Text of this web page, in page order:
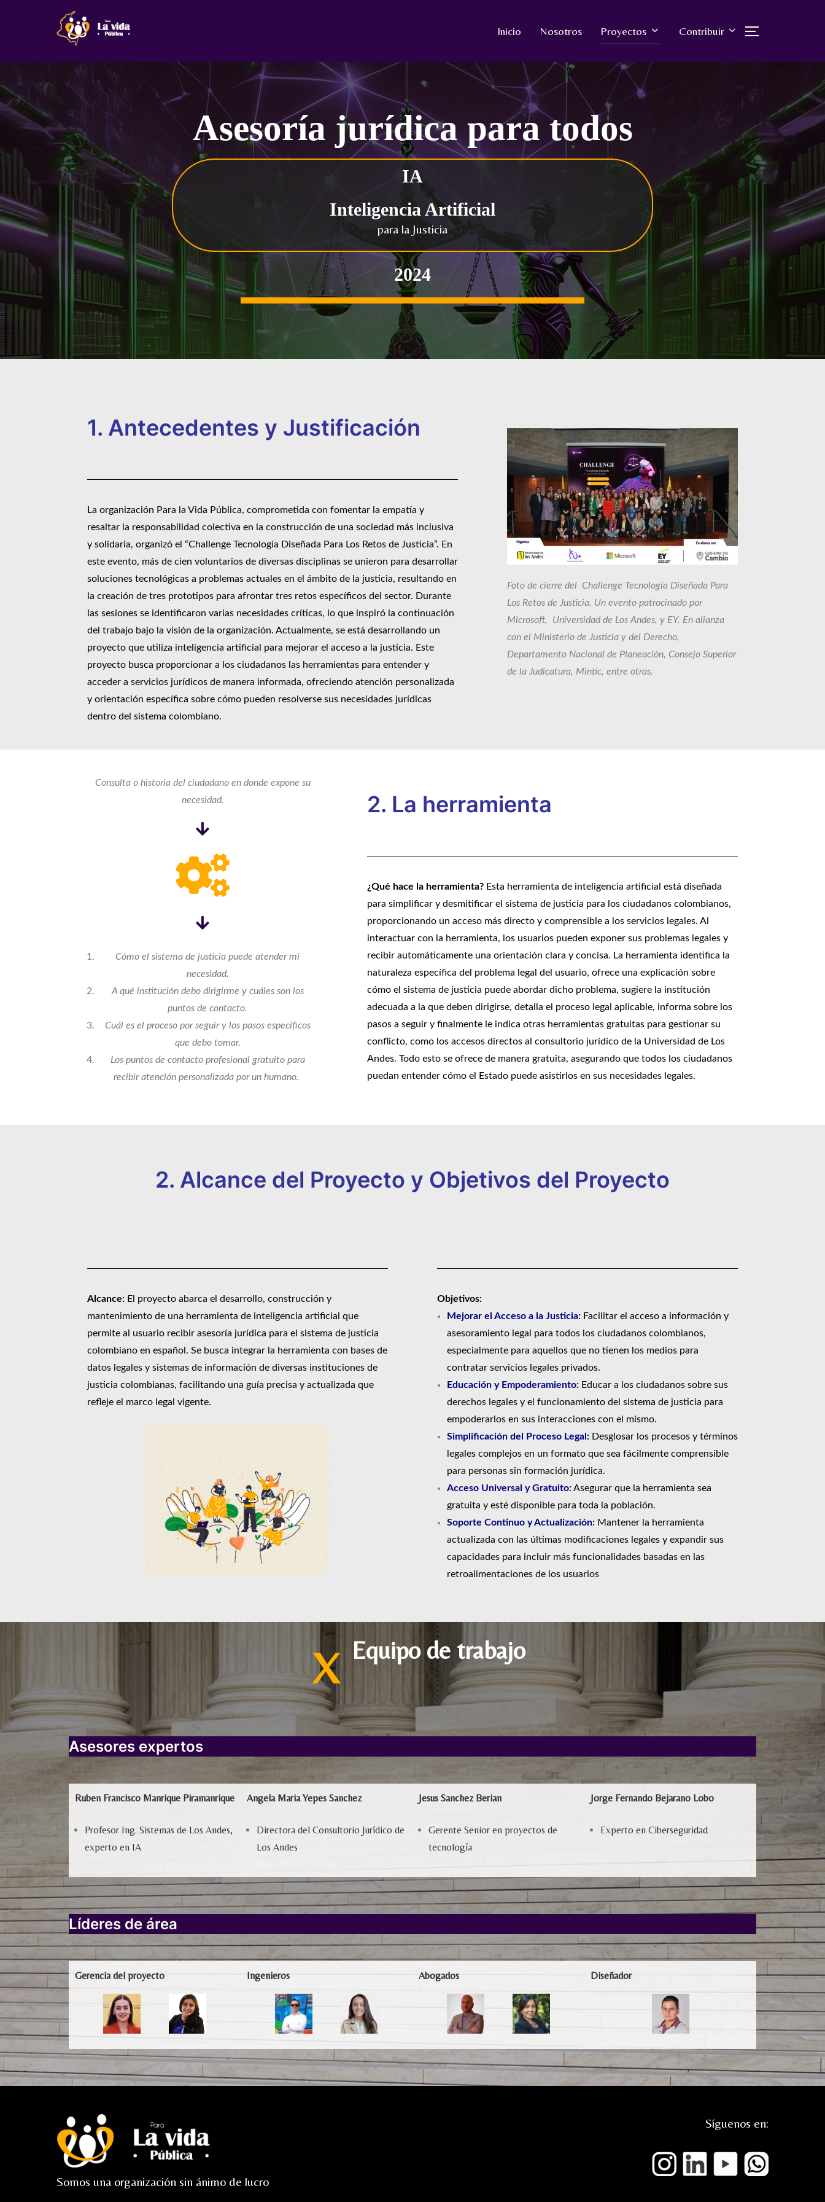
Inicio Nosotros Proyectos Contribuir
Asesoría jurídica para todos
IA
Inteligencia Artificial
para la Justicia
2024
1. Antecedentes y Justificación ​
La organización Para la Vida Pública, comprometida con fomentar la empatía y
resaltar la responsabilidad colectiva en la construcción de una sociedad más inclusiva
y solidaria, organizó el “Challenge Tecnología Diseñada Para Los Retos de Justicia”. En
este evento, más de cien voluntarios de diversas disciplinas se unieron para desarrollar
soluciones tecnológicas a problemas actuales en el ámbito de la justicia, resultando en
la creación de tres prototipos para afrontar tres retos específicos del sector. Durante
las sesiones se identificaron varias necesidades críticas, lo que inspiró la continuación
del trabajo bajo la visión de la organización. Actualmente, se está desarrollando un
proyecto que utiliza inteligencia artificial para mejorar el acceso a la justicia. Este
proyecto busca proporcionar a los ciudadanos las herramientas para entender y
acceder a servicios jurídicos de manera informada, ofreciendo atención personalizada
y orientación específica sobre cómo pueden resolverse sus necesidades jurídicas
dentro del sistema colombiano.
Foto de cierre del Challenge Tecnología Diseñada Para
Los Retos de Justicia. Un evento patrocinado por
Microsoft, Universidad de Los Andes, y EY. En alianza
con el Ministerio de Justicia y del Derecho,
Departamento Nacional de Planeación, Consejo Superior
de la Judicatura, Mintic, entre otras.
Consulta o historia del ciudadano en donde expone su
necesidad.
Cómo el sistema de justicia puede atender mi
necesidad.
A qué institución debo dirigirme y cuáles son los
puntos de contacto.
Cuál es el proceso por seguir y los pasos específicos
que debo tomar.
Los puntos de contacto profesional gratuito para
recibir atención personalizada por un humano.
2. La herramienta
¿Qué hace la herramienta? Esta herramienta de inteligencia artificial está diseñada
para simplificar y desmitificar el sistema de justicia para los ciudadanos colombianos,
proporcionando un acceso más directo y comprensible a los servicios legales. Al
interactuar con la herramienta, los usuarios pueden exponer sus problemas legales y
recibir automáticamente una orientación clara y concisa. La herramienta identifica la
naturaleza específica del problema legal del usuario, ofrece una explicación sobre
cómo el sistema de justicia puede abordar dicho problema, sugiere la institución
adecuada a la que deben dirigirse, detalla el proceso legal aplicable, informa sobre los
pasos a seguir y finalmente le indica otras herramientas gratuitas para gestionar su
conflicto, como los accesos directos al consultorio jurídico de la Universidad de Los
Andes. Todo esto se ofrece de manera gratuita, asegurando que todos los ciudadanos
puedan entender cómo el Estado puede asistirlos en sus necesidades legales.
2. Alcance del Proyecto y Objetivos del Proyecto
Alcance: El proyecto abarca el desarrollo, construcción y
mantenimiento de una herramienta de inteligencia artificial que
permite al usuario recibir asesoría jurídica para el sistema de justicia
colombiano en español. Se busca integrar la herramienta con bases de
datos legales y sistemas de información de diversas instituciones de
justicia colombianas, facilitando una guía precisa y actualizada que
refleje el marco legal vigente.
Objetivos:
Mejorar el Acceso a la Justicia: Facilitar el acceso a información y
asesoramiento legal para todos los ciudadanos colombianos,
especialmente para aquellos que no tienen los medios para
contratar servicios legales privados.
Educación y Empoderamiento: Educar a los ciudadanos sobre sus
derechos legales y el funcionamiento del sistema de justicia para
empoderarlos en sus interacciones con el mismo.
Simplificación del Proceso Legal: Desglosar los procesos y términos
legales complejos en un formato que sea fácilmente comprensible
para personas sin formación jurídica.
Acceso Universal y Gratuito:Asegurar que la herramienta sea
gratuita y esté disponible para toda la población.
Soporte Continuo y Actualización: Mantener la herramienta
actualizada con las últimas modificaciones legales y expandir sus
capacidades para incluir más funcionalidades basadas en las
retroalimentaciones de los usuarios
X Equipo de trabajo
Asesores expertos
Ruben Francisco Manrique Piramanrique
Profesor Ing. Sistemas de Los Andes,
experto en IA
Angela Maria Yepes Sanchez
Directora del Consultorio Jurídico de
Los Andes
Jesus Sanchez Berian
Gerente Senior en proyectos de
tecnología
Jorge Fernando Bejarano Lobo
Experto en Ciberseguridad
Líderes de área
Gerencia del proyecto Ingenieros Abogados Diseñador
Somos una organización sin ánimo de lucro
Síguenos en: